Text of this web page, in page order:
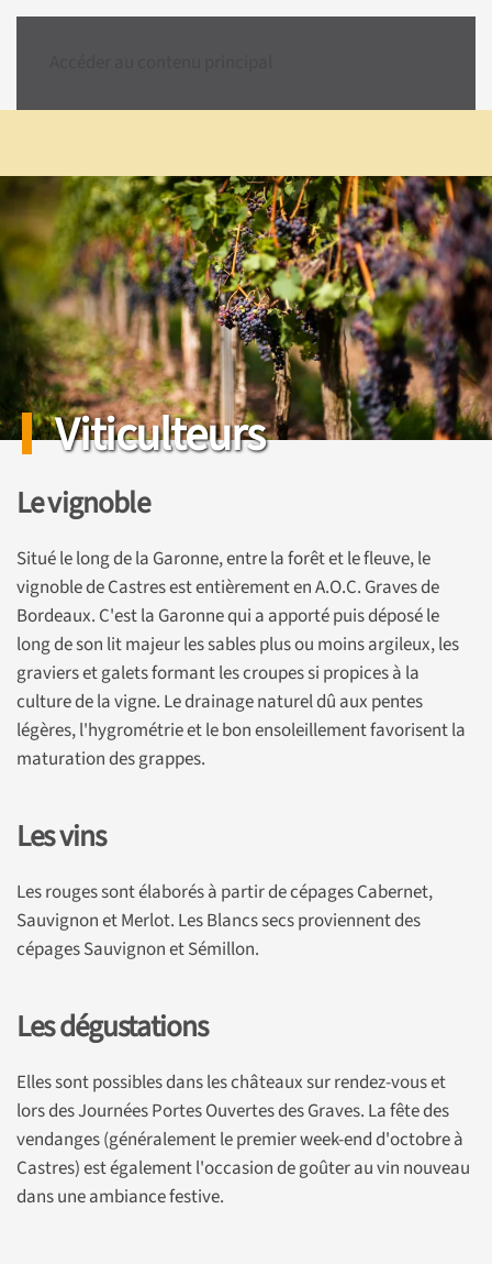
Viticulteurs
Le vignoble
Situé le long de la Garonne, entre la forêt et le fleuve, le
vignoble de Castres est entièrement en A.O.C. Graves de
Bordeaux. C'est la Garonne qui a apporté puis déposé le
long de son lit majeur les sables plus ou moins argileux, les
graviers et galets formant les croupes si propices à la
culture de la vigne. Le drainage naturel dû aux pentes
légères, l'hygrométrie et le bon ensoleillement favorisent la
maturation des grappes.
Les vins
Les rouges sont élaborés à partir de cépages Cabernet,
Sauvignon et Merlot. Les Blancs secs proviennent des
cépages Sauvignon et Sémillon.
Les dégustations
Elles sont possibles dans les châteaux sur rendez-vous et
lors des Journées Portes Ouvertes des Graves. La fête des
vendanges (généralement le premier week-end d'octobre à
Castres) est également l'occasion de goûter au vin nouveau
dans une ambiance festive.